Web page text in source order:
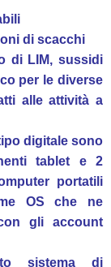
di scacchi
di LIM, sussidi
per le diverse
alle attività a
digitale sono
tablet e 2
portatili
OS che ne
gli account
sistema di